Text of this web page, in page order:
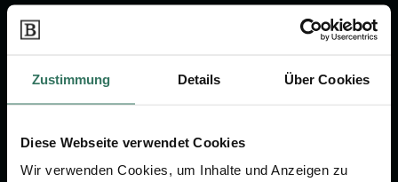
Zustimmung Details Über Cookies
Diese Webseite verwendet Cookies
Wir verwenden Cookies, um Inhalte und Anzeigen zu
Wir sind Ihr Ansprechpartner rund
um das Thema Bestattung &
Vorsorge.
Jetzt beraten lassen